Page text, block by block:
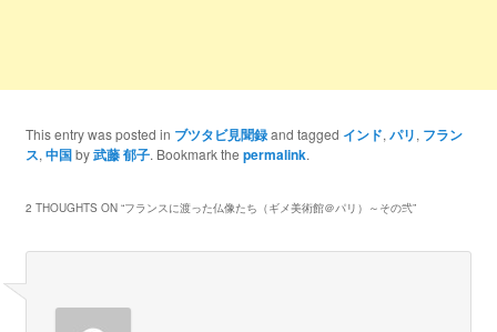
This entry was posted in ブツタビ見聞録and tagged インド, パリ, フラン
ス, 中国by武藤 郁子. Bookmark the permalink.
2 THOUGHTS ON “フランスに渡った仏像たち（ギメ美術館＠パリ）～その弐”